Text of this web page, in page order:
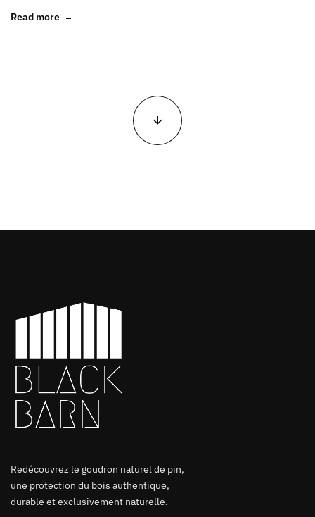
Read more
Redécouvrez le goudron naturel de pin,
une protection du bois authentique,
durable et exclusivement naturelle.